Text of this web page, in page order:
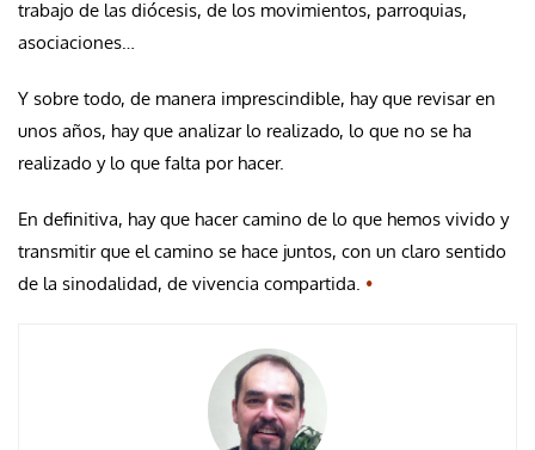
trabajo de las diócesis, de los movimientos, parroquias,
asociaciones…
Y sobre todo, de manera imprescindible, hay que revisar en
unos años, hay que analizar lo realizado, lo que no se ha
realizado y lo que falta por hacer.
En definitiva, hay que hacer camino de lo que hemos vivido y
transmitir que el camino se hace juntos, con un claro sentido
de la sinodalidad, de vivencia compartida. •